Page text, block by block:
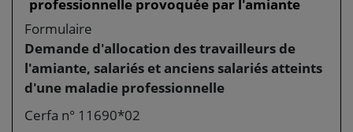
professionnelle provoquée par l'amiante
Formulaire
Demande d'allocation des travailleurs de
l'amiante, salariés et anciens salariés atteints
d'une maladie professionnelle
Cerfa n° 11690*02